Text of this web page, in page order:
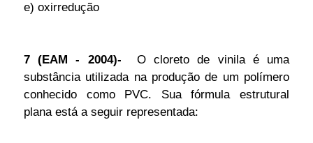
e) oxirredução
7 (EAM - 2004)-
O cloreto de vinila é uma
substância utilizada na produção de um polímero
conhecido como PVC. Sua fórmula estrutural
plana está a seguir representada: